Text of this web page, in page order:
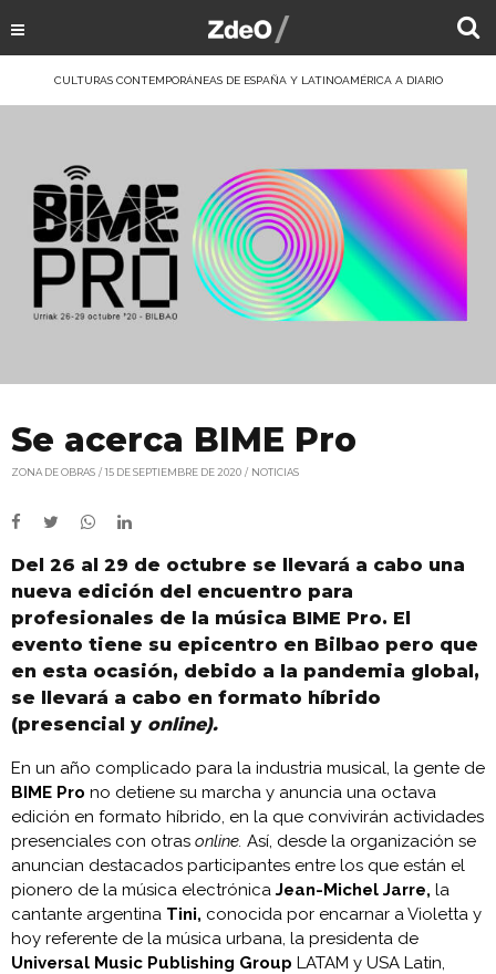
CULTURAS CONTEMPORÁNEAS DE ESPAÑA Y LATINOAMÉRICA A DIARIO
Se acerca BIME Pro
ZONA DE OBRAS 15 DE SEPTIEMBRE DE 2020 NOTICIAS
Del 26 al 29 de octubre se llevará a cabo una
nueva edición del encuentro para
profesionales de la música BIME Pro. El
evento tiene su epicentro en Bilbao pero que
en esta ocasión, debido a la pandemia global,
se llevará a cabo en formato híbrido
(presencial y online).
En un año complicado para la industria musical, la gente de
BIME Pro no detiene su marcha y anuncia una octava
edición en formato híbrido, en la que convivirán actividades
presenciales con otras online. Así, desde la organización se
anuncian destacados participantes entre los que están el
pionero de la música electrónica Jean-Michel Jarre, la
cantante argentina Tini, conocida por encarnar a Violetta y
hoy referente de la música urbana, la presidenta de
Universal Music Publishing Group LATAM y USA Latin,